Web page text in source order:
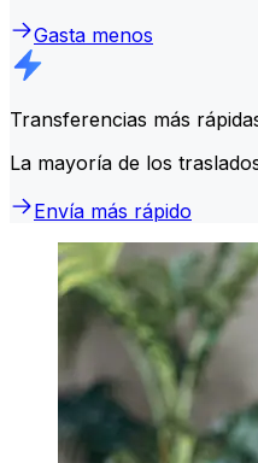
Gasta menos
Transferencias más
La mayoría de los
Envía más rápido